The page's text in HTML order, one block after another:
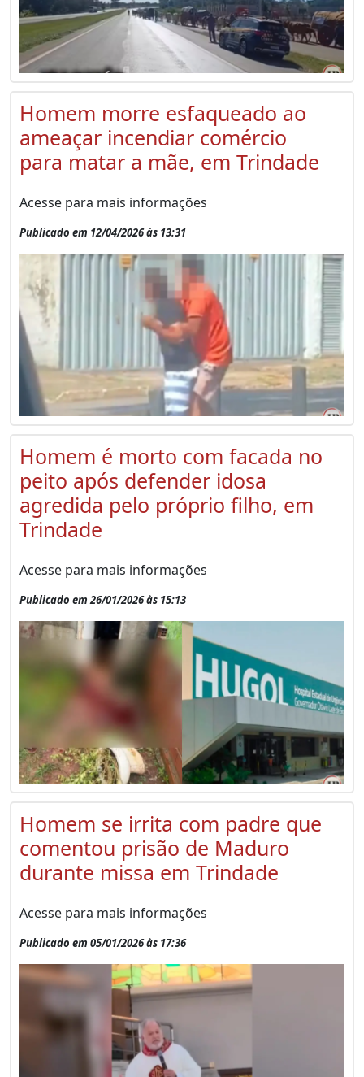
Homem morre esfaqueado ao
ameaçar incendiar comércio
para matar a mãe, em Trindade
Acesse para mais informações
Publicado em 12/04/2026 às 13:31
Homem é morto com facada no
peito após defender idosa
agredida pelo próprio filho, em
Trindade
Acesse para mais informações
Publicado em 26/01/2026 às 15:13
Homem se irrita com padre que
comentou prisão de Maduro
durante missa em Trindade
Acesse para mais informações
Publicado em 05/01/2026 às 17:36